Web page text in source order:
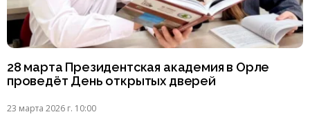
28 марта Президентская академия в Орле
проведёт День открытых дверей
23 марта 2026 г. 10:00